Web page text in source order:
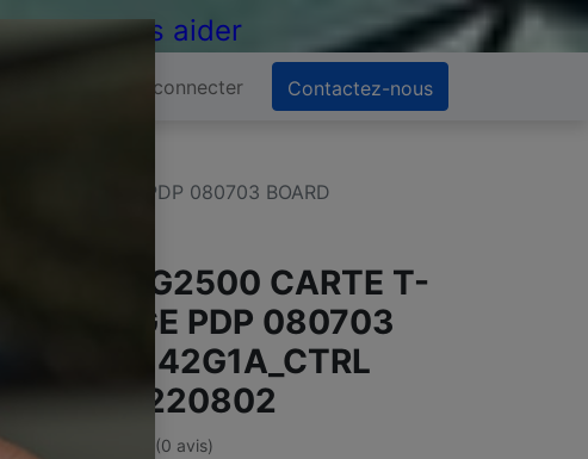
de vous aider
Se connecter Contactez-nous
T-CON LGE PDP 080703 BOARD
LG 42PG2500 CARTE T-
CON LGE PDP 080703
BOARD 42G1A_CTRL
EAX50220802
(0 avis)